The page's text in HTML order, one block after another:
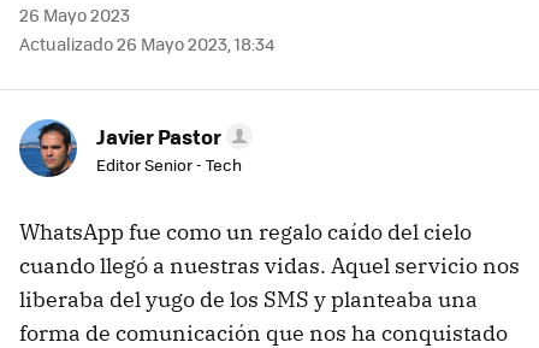
26 Mayo 2023
Actualizado 26 Mayo 2023, 18:34
Javier Pastor
Editor Senior - Tech
WhatsApp fue como un regalo caído del cielo
cuando llegó a nuestras vidas. Aquel servicio nos
liberaba del yugo de los SMS y planteaba una
forma de comunicación que nos ha conquistado